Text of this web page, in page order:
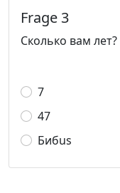
Frage 3
Сколько вам лет?
7
47
Бибus